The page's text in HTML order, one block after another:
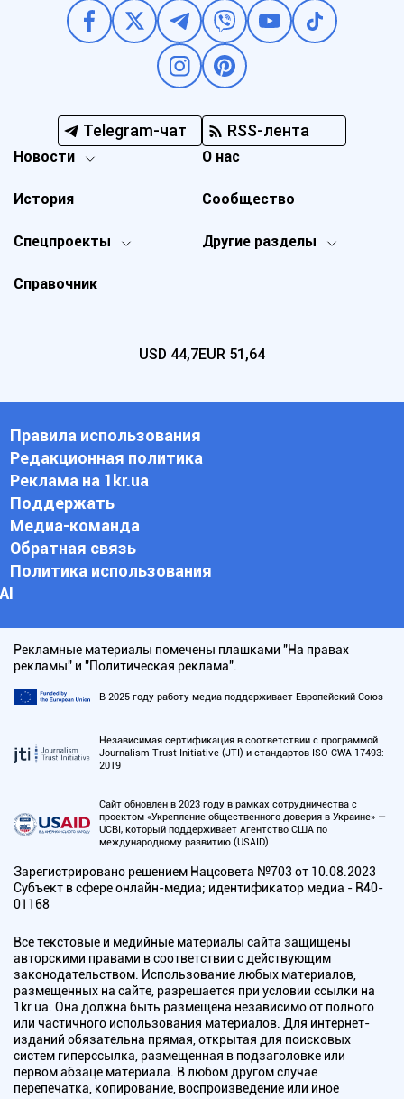
Telegram-чат RSS-лента
Новости
Спецпроекты Другие разделы
История
О нас
Справочник
Сообщество
USD 44,7EUR 51,64
Правила использования
Редакционная политика
Реклама на 1kr.ua
Поддержать
Медиа-команда
Обратная связь
Политика использования
АI
Рекламные материалы помечены плашками "На правах
рекламы" и "Политическая реклама".
В 2025 году работу медиа поддерживает Европейский Союз
Независимая сертификация в соответствии с программой
Journalism Trust Initiative (JTI) и стандартов ISO CWA 17493:
2019
Сайт обновлен в 2023 году в рамках сотрудничества с
проектом «Укрепление общественного доверия в Украине» —
UCBI, который поддерживает Агентство США по
международному развитию (USAID)
Зарегистрировано решением Нацсовета №703 от 10.08.2023
Субъект в сфере онлайн-медиа; идентификатор медиа - R40-
01168
Все текстовые и медийные материалы сайта защищены
авторскими правами в соответствии с действующим
законодательством. Использование любых материалов,
размещенных на сайте, разрешается при условии ссылки на
1kr.ua. Она должна быть размещена независимо от полного
или частичного использования материалов. Для интернет-
изданий обязательна прямая, открытая для поисковых
систем гиперссылка, размещенная в подзаголовке или
первом абзаце материала. В любом другом случае
перепечатка, копирование, воспроизведение или иное